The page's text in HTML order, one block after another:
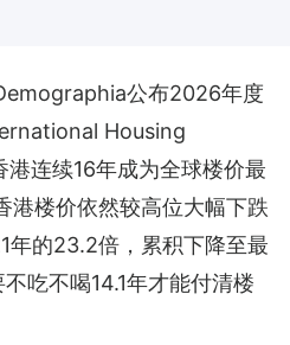
公布2026年度
Housing
连续16年成为全球楼价最
港楼价依然较高位大幅下跌
年的23.2倍，累积下降至最
吃不喝14.1年才能付清楼